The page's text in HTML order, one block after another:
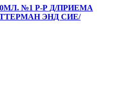
№1 Р-Р Д/ПРИЕМА
ЭНД СИЕ/